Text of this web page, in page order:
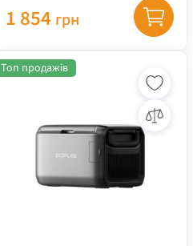
1 854 грн
Топ продажів